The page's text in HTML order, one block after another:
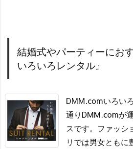
結婚式やパーティーにお
いろいろレンタル』
DMM.comいろい
通りDMM.comが
スです。ファッシ
リでは男女ともに